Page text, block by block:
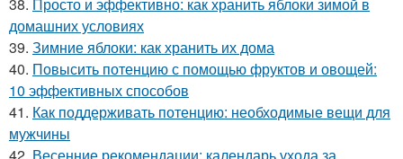
домашних условиях
39. Зимние яблоки: как хранить их дома
40. Повысить потенцию с помощью фруктов и овощей:
10 эффективных способов
41. Как поддерживать потенцию: необходимые вещи для
мужчины
42. Весенние рекомендации: календарь ухода за